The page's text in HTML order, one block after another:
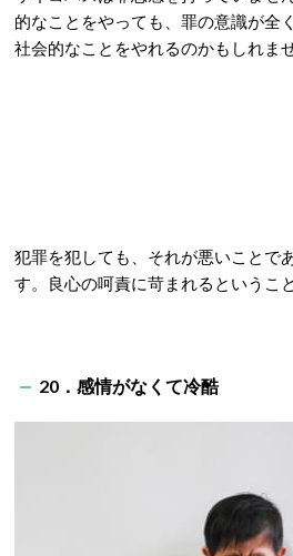
的なことをやっても、罪の意識が全
社会的なことをやれるのかもしれませ
犯罪を犯しても、それが悪いことで
す。良心の呵責に苛まれるというこ
20．感情がなくて冷酷